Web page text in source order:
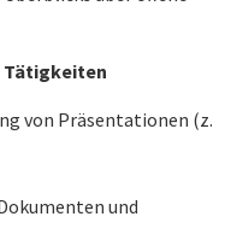
Tätigkeiten
von Präsentationen (z.
und